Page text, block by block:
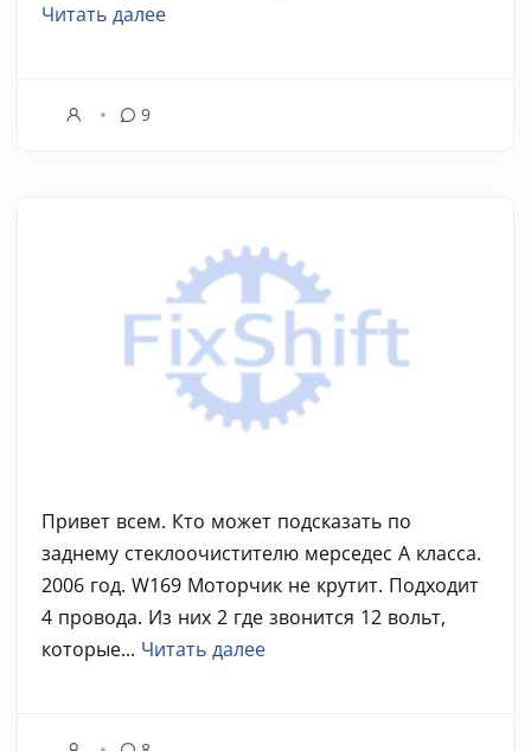
Читать далее
9
Привет всем. Кто может подсказать по
заднему стеклоочистителю мерседес А класса.
2006 год. W169 Моторчик не крутит. Подходит
4 провода. Из них 2 где звонится 12 вольт,
которые... Читать далее